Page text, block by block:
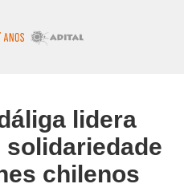
lidera
solidariedade
chilenos